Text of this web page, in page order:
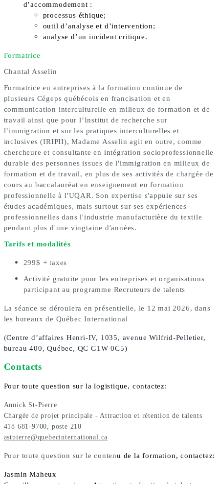
d’accommodement :
processus éthique;
outil d’analyse et d’intervention;
analyse d’un incident critique.
Formatrice
Chantal Asselin
Formatrice en entreprises à la formation continue de
plusieurs Cégeps québécois en francisation et en
communication interculturelle en milieux de formation et de
travail ainsi que pour l’Institut de recherche sur
l’immigration et sur les pratiques interculturelles et
inclusives (IRIPII), Madame Asselin agit en outre, comme
chercheure et consultante en intégration socioprofessionnelle
durable des personnes issues de l'immigration en milieux de
formation et de travail, en plus de ses activités de chargée de
cours au baccalauréat en enseignement en formation
professionnelle à l'UQAR. Son expertise s'appuie sur ses
études académiques, mais surtout sur ses expériences
professionnelles dans l'industrie manufacturière du textile
pendant plus d'une vingtaine d'années.
Tarifs et modalités
299$ + taxes
Activité gratuite pour les entreprises et organisations
participant au programme Recruteurs de talents
La séance se déroulera en présentielle, le 12 mai 2026,dans
les bureaux de Québec International
(Centre d’affaires Henri-IV, 1035, avenue Wilfrid-Pelletier,
bureau 400, Québec, QC G1W 0C5)
Contacts
Pour toute question sur la logistique, contactez:
Annick St-Pierre
Chargée de projet principale - Attraction et rétention de talents
418 681-9700, poste 210
astpierre@quebecinternational.ca
Pour toute question sur le contenu de la formation, contactez:
Jasmin Maheux